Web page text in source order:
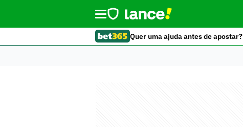
Quer uma ajuda antes de apostar?